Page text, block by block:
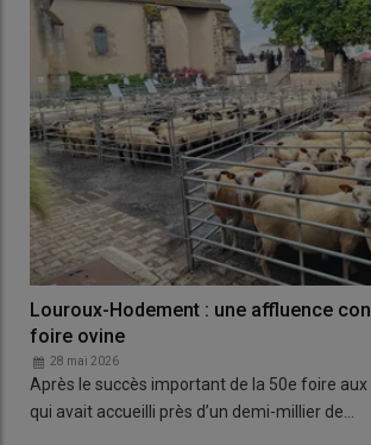
Louroux-Hodement : une affluence
foire ovine
28 mai 2026
Après le succès important de la 50e foire
qui avait accueilli près d’un demi-millier de…